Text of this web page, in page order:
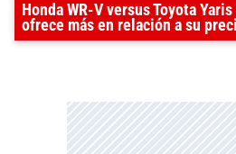
Honda WR-V versus Toyota
ofrece más en relación a su